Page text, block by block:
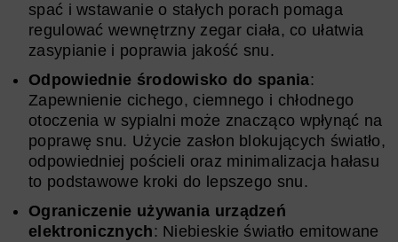
spać i wstawanie o stałych porach pomaga
regulować wewnętrzny zegar ciała, co ułatwia
zasypianie i poprawia jakość snu.
Odpowiednie środowisko do spania:
Zapewnienie cichego, ciemnego i chłodnego
otoczenia w sypialni może znacząco wpłynąć na
poprawę snu. Użycie zasłon blokujących światło,
odpowiedniej pościeli oraz minimalizacja hałasu
to podstawowe kroki do lepszego snu.
Ograniczenie używania urządzeń
elektronicznych: Niebieskie światło emitowane